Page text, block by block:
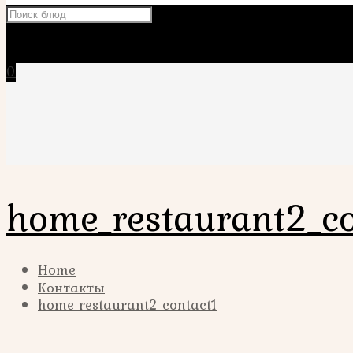
0
Home
Контакты
home_restaurant2_contact1